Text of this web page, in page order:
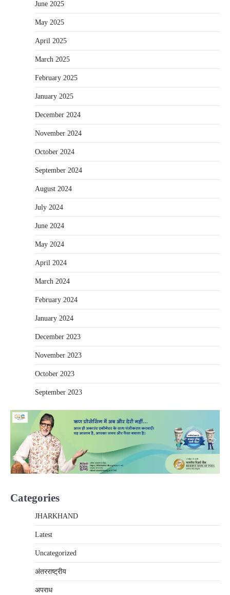
June 2025
May 2025
April 2025
March 2025
February 2025
January 2025
December 2024
November 2024
October 2024
September 2024
August 2024
July 2024
June 2024
May 2024
April 2024
March 2024
February 2024
January 2024
December 2023
November 2023
October 2023
September 2023
Categories
JHARKHAND
Latest
Uncategorized
अंतरराष्‍ट्रीय
अपराध